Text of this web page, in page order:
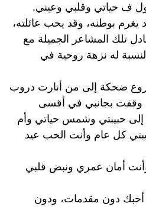
ف حياتي وقلبي وعيني.
بوطنه، وقد يحب عائلته،
تلك المشاعر الجميلة مع
له نزهة روحية في
ضحكة إلى من أنارت دروب
وقفت بجانبي في أقسى
حبيبتي وشمس حياتي وأم
كل عام وأنت الحب عيد
أمان عمري ونبض قلبي
دون مقدمات، ودون